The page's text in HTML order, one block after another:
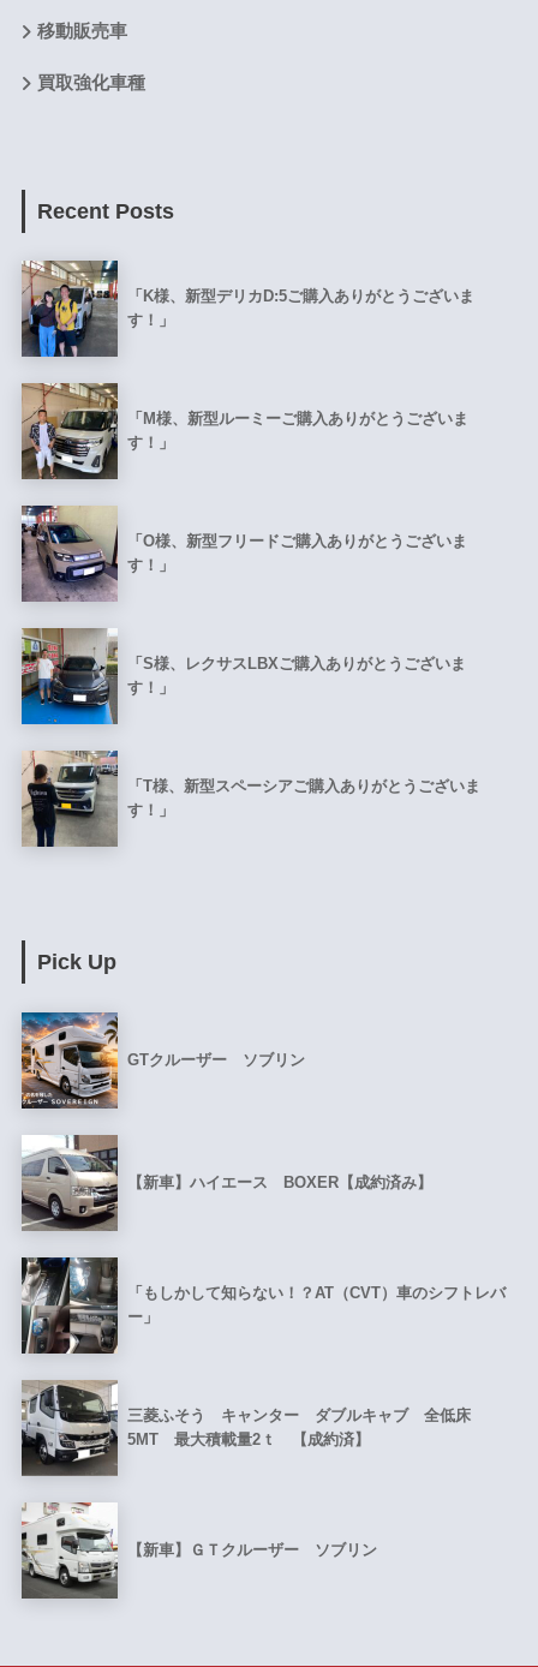
移動販売車
買取強化車種
Recent Posts
「K様、新型デリカD:5ご購入ありがとうございま
す！」
「M様、新型ルーミーご購入ありがとうございま
す！」
「O様、新型フリードご購入ありがとうございま
す！」
「S様、レクサスLBXご購入ありがとうございま
す！」
「T様、新型スペーシアご購入ありがとうございま
す！」
Pick Up
GTクルーザー ソブリン
【新車】ハイエース BOXER【成約済み】
「もしかして知らない！？AT（CVT）車のシフトレバ
ー」
三菱ふそう キャンター ダブルキャブ 全低床
5MT 最大積載量2ｔ 【成約済】
【新車】ＧＴクルーザー ソブリン